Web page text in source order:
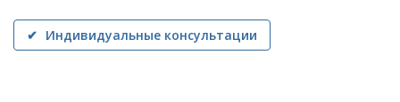
✔ Индивидуальные консультации